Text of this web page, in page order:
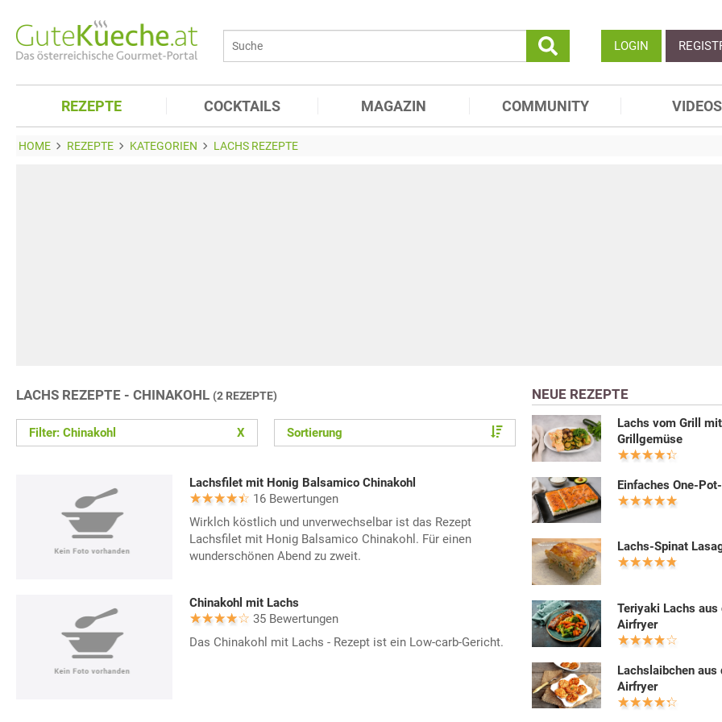
LOGIN
REZEPTE COCKTAILS MAGAZIN COMMUNITY VIDEOS
HOME REZEPTE KATEGORIEN LACHS REZEPTE
LACHS REZEPTE - CHINAKOHL (2 REZEPTE)
Filter: Chinakohl X Sortierung
Lachsfilet mit Honig Balsamico Chinakohl
16 Bewertungen
Wirklch köstlich und unverwechselbar ist das Rezept
Lachsfilet mit Honig Balsamico Chinakohl. Für einen
wunderschönen Abend zu zweit.
Chinakohl mit Lachs
35 Bewertungen
Das Chinakohl mit Lachs - Rezept ist ein Low-carb-Gericht.
NEUE REZEPTE
Lachs vom Grill mit
Grillgemüse
Einfaches One-
Lachs-Spinat
Teriyaki Lachs aus
Airfryer
Lachslaibchen aus
Airfryer